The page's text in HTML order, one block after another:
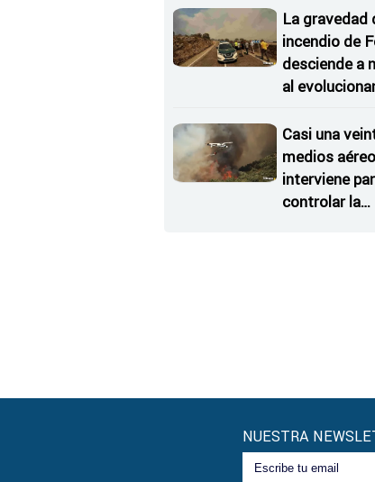
Estrellas
La gravedad
incendio de
desciende a
al
el riesgo
Casi una
medios
interviene
controlar la
NUESTRA